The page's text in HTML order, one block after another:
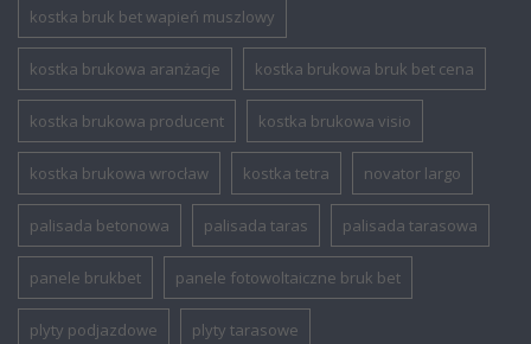
kostka bruk bet wapień muszlowy
kostka brukowa aranżacje kostka brukowa bruk bet cena
kostka brukowa producent kostka brukowa visio
kostka brukowa wrocław kostka tetra novator largo
palisada betonowa palisada taras palisada tarasowa
panele brukbet panele fotowoltaiczne bruk bet
plyty podjazdowe plyty tarasowe